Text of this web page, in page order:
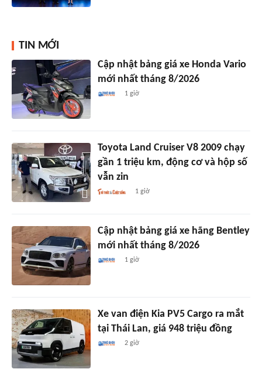
TIN MỚI
Cập nhật bảng giá xe Honda Vario
mới nhất tháng 8/2026
1 giờ
Toyota Land Cruiser V8 2009 chạy
gần 1 triệu km, động cơ và hộp số
vẫn zin
1 giờ
Cập nhật bảng giá xe hãng Bentley
mới nhất tháng 8/2026
1 giờ
Xe van điện Kia PV5 Cargo ra mắt
tại Thái Lan, giá 948 triệu đồng
2 giờ